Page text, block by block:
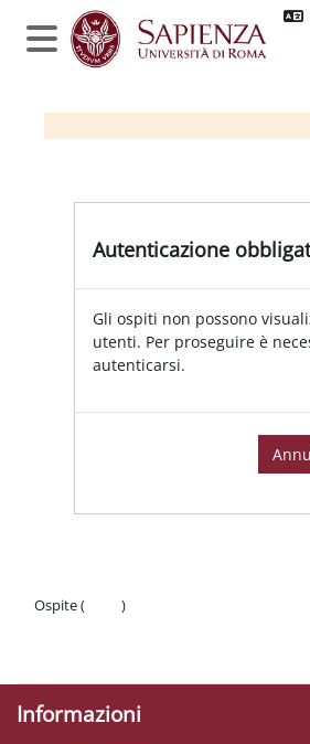
Vai al contenuto principale
Pannello laterale
Autenticazione
Gli ospiti non possono
utenti. Per proseguire è
autenticarsi.
Ospite (
)
Informazioni